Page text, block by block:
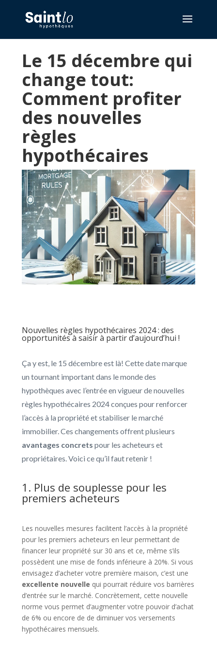
Le 15 décembre qui
change tout:
Comment profiter
des nouvelles
règles
hypothécaires
Nouvelles règles hypothécaires 2024 : des
opportunités à saisir à partir d’aujourd’hui !
Ça y est, le 15 décembre est là! Cette date marque
un tournant important dans le monde des
hypothèques avec l’entrée en vigueur de nouvelles
règles hypothécaires 2024 conçues pour renforcer
l’accès à la propriété et stabiliser le marché
immobilier. Ces changements offrent plusieurs
avantages concrets pour les acheteurs et
propriétaires. Voici ce qu’il faut retenir !
1. Plus de souplesse pour les
premiers acheteurs
Les nouvelles mesures facilitent l’accès à la propriété
pour les premiers acheteurs en leur permettant de
financer leur propriété sur 30 ans et ce, même s’ils
possèdent une mise de fonds inférieure à 20%. Si vous
envisagez d’acheter votre première maison, c’est une
excellente nouvelle qui pourrait réduire vos barrières
d’entrée sur le marché. Concrètement, cette nouvelle
norme vous permet d’augmenter votre pouvoir d’achat
de 6% ou encore de de diminuer vos versements
hypothécaires mensuels.